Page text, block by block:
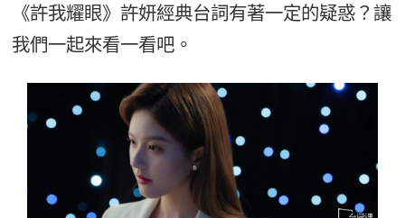
《許我耀眼》許妍經典台詞有著一定的疑惑？讓
我們一起來看一看吧。